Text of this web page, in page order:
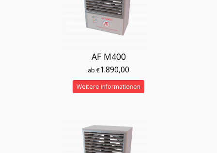
AF M400
ab €1.890,00
Weitere Informationen